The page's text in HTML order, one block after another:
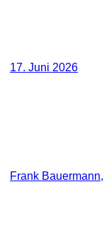
17. Juni 2026
Frank Bauermann,